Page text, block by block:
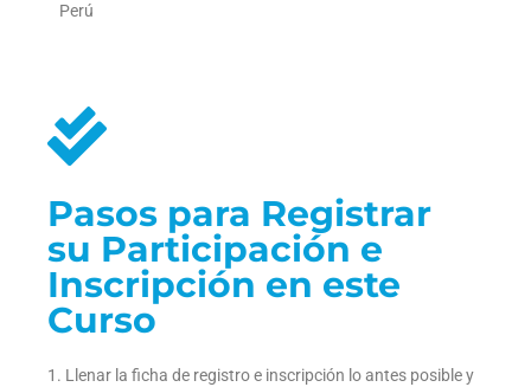
Perú
Pasos para Registrar
su Participación e
Inscripción en este
Curso
Llenar la ficha de registro e inscripción lo antes posible y